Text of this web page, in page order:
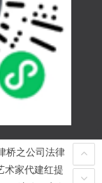
桥之公司法律
术家代建红提